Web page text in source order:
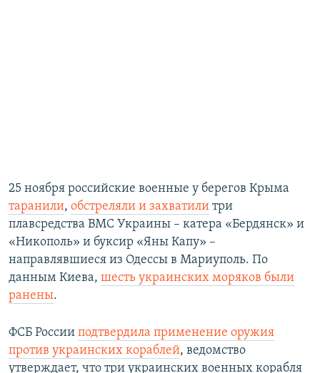
25 ноября российские военные у берегов Крыма
таранили, обстреляли и захватили три
плавсредства ВМС Украины – катера «Бердянск» и
«Никополь» и буксир «Яны Капу» –
направлявшиеся из Одессы в Мариуполь. По
данным Киева, шесть украинских моряков были
ранены.
ФСБ России подтвердила применение оружия
против украинских кораблей, ведомство
утверждает, что три украинских военных корабля